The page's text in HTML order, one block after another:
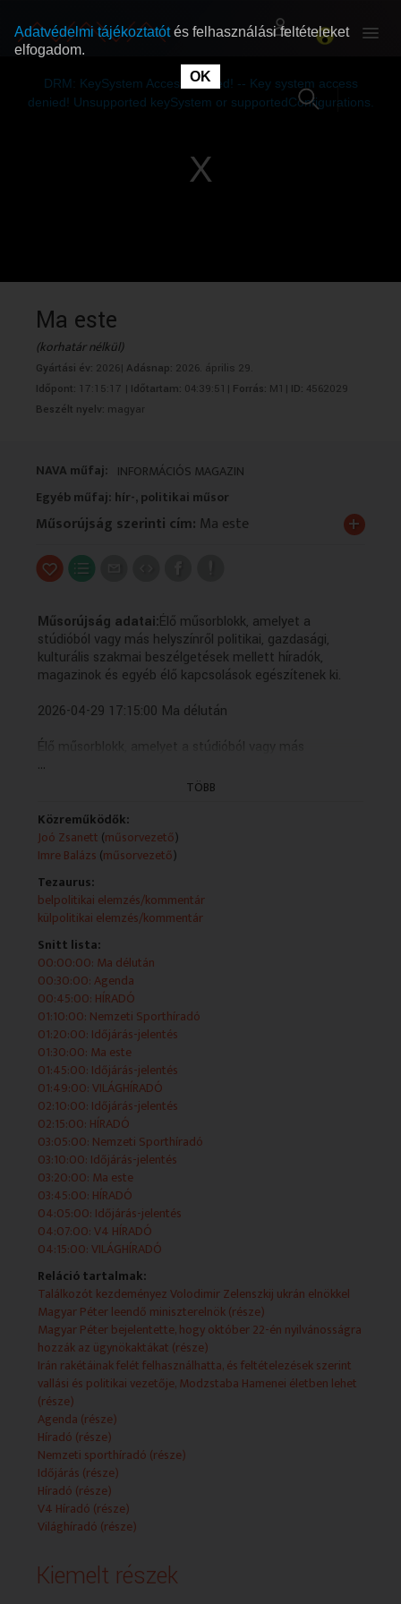
RÓLUNK
RÓLUNK
DRM: KeySystem Access Denied! -- Key system access
denied! Unsupported keySystem or supportedConfigurations.
Ma este
(korhatár nélkül)
Gyártási év: 2026| Adásnap: 2026. április 29.
Időpont: 17:15:17 | Időtartam: 04:39:51| Forrás: M1| ID: 4562029
Beszélt nyelv: magyar
NAVA műfaj: INFORMÁCIÓS MAGAZIN
Egyéb műfaj: hír-, politikai műsor
Műsorújság szerinti cím: Ma este +
Műsorújság adatai:Élő műsorblokk, amelyet a
stúdióból vagy más helyszínről politikai, gazdasági,
kulturális szakmai beszélgetések mellett híradók,
magazinok és egyéb élő kapcsolások egészítenek ki.
2026-04-29 17:15:00 Ma délután
Élő műsorblokk, amelyet a stúdióból vagy más
helyszínről politikai, gazdasági, kulturális szakmai
beszélgetések mellett híradók, magazinok és egyéb élő
2026-04-29 17:45:00 Agenda
2026-04-29 18:00:00 HÍRADÓ
2026-04-29 18:25:00 Nemzeti Sporthíradó
2026-04-29 18:35:00 Időjárás-jelentés
2026-04-29 18:45:00 Ma este
Élő műsorblokk, amelyet a stúdióból vagy más
helyszínről politikai, gazdasági, kulturális szakmai
beszélgetések mellett híradók, magazinok és egyéb élő
kapcsolások egészítenek ki.
2026-04-29 19:00:00 Időjárás-jelentés
2026-04-29 19:04:00 VILÁGHÍRADÓ
2026-04-29 19:25:00 Időjárás-jelentés
2026-04-29 19:30:00 HÍRADÓ
2026-04-29 20:20:00 Nemzeti Sporthíradó
...
TÖBB
Közreműködők:
Joó Zsanett (műsorvezető)
Imre Balázs (műsorvezető)
Tezaurus:
belpolitikai elemzés/kommentár
külpolitikai elemzés/kommentár
Snitt lista:
00:00:00: Ma délután
00:30:00: Agenda
00:45:00: HÍRADÓ
01:10:00: Nemzeti Sporthíradó
01:20:00: Időjárás-jelentés
01:30:00: Ma este
01:45:00: Időjárás-jelentés
01:49:00: VILÁGHÍRADÓ
02:10:00: Időjárás-jelentés
02:15:00: HÍRADÓ
03:05:00: Nemzeti Sporthíradó
03:10:00: Időjárás-jelentés
03:20:00: Ma este
03:45:00: HÍRADÓ
04:05:00: Időjárás-jelentés
04:07:00: V4 HÍRADÓ
04:15:00: VILÁGHÍRADÓ
Reláció tartalmak:
Találkozót kezdeményez Volodimir Zelenszkij ukrán elnökkel
Magyar Péter leendő miniszterelnök (része)
Magyar Péter bejelentette, hogy október 22-én nyilvánosságra
hozzák az ügynökaktákat (része)
Irán rakétáinak felét felhasználhatta, és feltételezések szerint
vallási és politikai vezetője, Modzstaba Hamenei életben lehet
(része)
Agenda (része)
Híradó (része)
Nemzeti sporthíradó (része)
Időjárás (része)
Híradó (része)
V4 Híradó (része)
Világhíradó (része)
Kiemelt részek
Adatvédelmi tájékoztatótés felhasználási feltételeket
elfogadom.
OK